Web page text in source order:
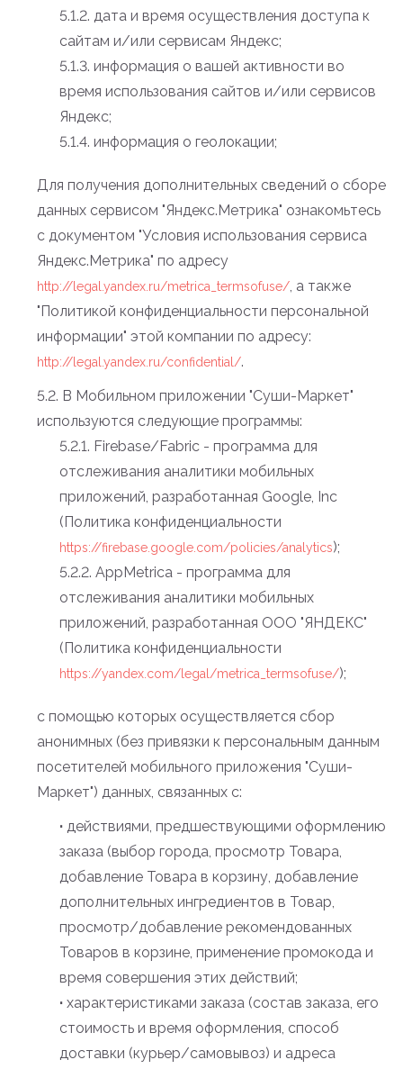
5.1.2. дата и время осуществления доступа к
сайтам и/или сервисам Яндекс;
5.1.3. информация о вашей активности во
время использования сайтов и/или сервисов
Яндекс;
5.1.4. информация о геолокации;
Для получения дополнительных сведений о сборе
данных сервисом "Яндекс.Метрика" ознакомьтесь
с документом "Условия использования сервиса
Яндекс.Метрика" по адресу
http://legal.yandex.ru/metrica_termsofuse/, а также
"Политикой конфиденциальности персональной
информации" этой компании по адресу:
http://legal.yandex.ru/confidential/.
5.2. В Мобильном приложении "Суши-Маркет"
используются следующие программы:
5.2.1. Firebase/Fabric - программа для
отслеживания аналитики мобильных
приложений, разработанная Google, Inc
(Политика конфиденциальности
https://firebase.google.com/policies/analytics);
5.2.2. AppMetrica - программа для
отслеживания аналитики мобильных
приложений, разработанная ООО "ЯНДЕКС"
(Политика конфиденциальности
https://yandex.com/legal/metrica_termsofuse/);
c помощью которых осуществляется сбор
анонимных (без привязки к персональным данным
посетителей мобильного приложения "Суши-
Маркет") данных, связанных с:
· действиями, предшествующими оформлению
заказа (выбор города, просмотр Товара,
добавление Товара в корзину, добавление
дополнительных ингредиентов в Товар,
просмотр/добавление рекомендованных
Товаров в корзине, применение промокода и
время совершения этих действий;
· характеристиками заказа (состав заказа, его
стоимость и время оформления, способ
доставки (курьер/самовывоз) и адреса